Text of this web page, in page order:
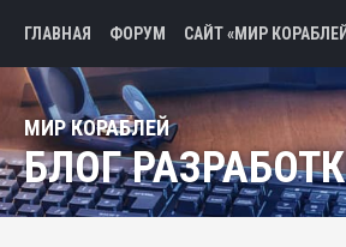
ГЛАВНАЯ ФОРУМ САЙТ «МИР
МИР КОРАБЛЕЙ
БЛОГ